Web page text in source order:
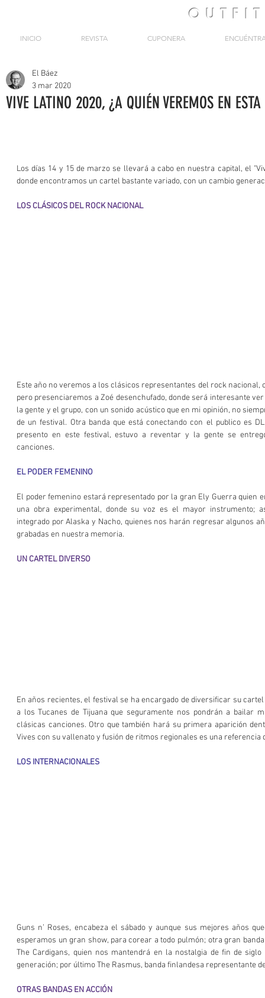
OUTFIT
INICIO REVISTA CUPONERA
VIVE LATINO 2020, ¿A QUIÉN VEREMOS EN
El Báez
3 mar 2020
Los días 14 y 15 de marzo se llevará a cabo en nuestra capital, el
donde encontramos un cartel bastante variado, con un cambio
LOS CLÁSICOS DEL ROCK NACIONAL
Este año no veremos a los clásicos representantes del rock nacional,
pero presenciaremos a Zoé desenchufado, donde será interesante
la gente y el grupo, con un sonido acústico que en mi opinión, no
de un festival. Otra banda que está conectando con el publico es
presento en este festival, estuvo a reventar y la gente se
canciones.
EL PODER FEMENINO
El poder femenino estará representado por la gran Ely Guerra quien
una obra experimental, donde su voz es el mayor instrumento;
integrado por Alaska y Nacho, quienes nos harán regresar algunos
grabadas en nuestra memoria.
UN CARTEL DIVERSO
En años recientes, el festival se ha encargado de diversificar su
a los Tucanes de Tijuana que seguramente nos pondrán a bailar
clásicas canciones. Otro que también hará su primera aparición
Vives con su vallenato y fusión de ritmos regionales es una referencia
LOS INTERNACIONALES
Guns n’ Roses, encabeza el sábado y aunque sus mejores años
esperamos un gran show, para corear a todo pulmón; otra gran
The Cardigans, quien nos mantendrá en la nostalgia de fin de
generación; por último The Rasmus, banda finlandesa representante
OTRAS BANDAS EN ACCIÓN